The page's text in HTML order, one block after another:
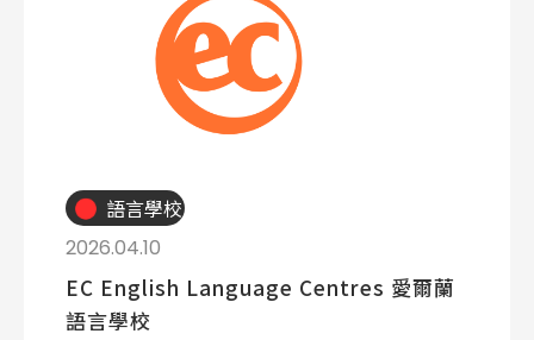
語言學校
2026.04.10
EC English Language Centres 愛爾蘭
語言學校